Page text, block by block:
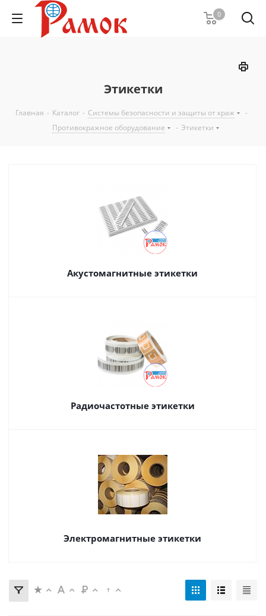
0
Этикетки
Главная - Каталог - Системы безопасности и защиты от краж
-
Противокражное оборудование
- Этикетки
Акустомагнитные этикетки
Радиочастотные этикетки
Электромагнитные этикетки